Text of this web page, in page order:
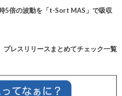
5倍の波動を「t-Sort MAS」で吸収
プレスリリースまとめてチェック一覧